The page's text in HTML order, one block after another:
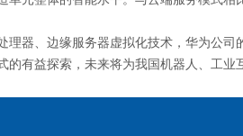
、边缘服务器虚拟化技术，华为公司
有益探索，未来将为我国机器人、工